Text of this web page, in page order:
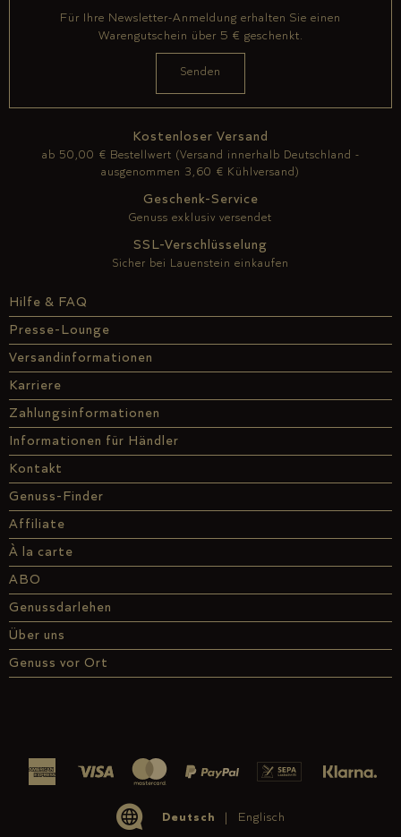
Hilfe & FAQ
Presse-Lounge
Versandinformationen
Karriere
Zahlungsinformationen
Informationen für Händler
Kontakt
Genuss-Finder
Affiliate
À la carte
ABO
Genussdarlehen
Über uns
Genuss vor Ort
Kostenloser Versand
ab 50,00 € Bestellwert (Versand innerhalb Deutschland -
ausgenommen 3,60 € Kühlversand)
Geschenk-Service
Genuss exklusiv versendet
SSL-Verschlüsselung
Sicher bei Lauenstein einkaufen
Für Ihre Newsletter-Anmeldung erhalten Sie einen
Warengutschein über 5 € geschenkt.
Deutsch Englisch